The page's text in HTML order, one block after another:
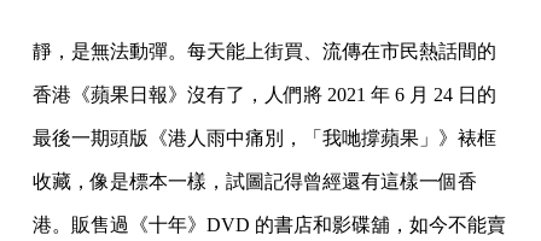
靜，是無法動彈。每天能上街買、流傳在市民熱話間的
香港《蘋果日報》沒有了，人們將 2021 年 6 月 24 日的
最後一期頭版《港人雨中痛別，「我哋撐蘋果」》裱框
收藏，像是標本一樣，試圖記得曾經還有這樣一個香
港。販售過《十年》DVD 的書店和影碟舖，如今不能賣